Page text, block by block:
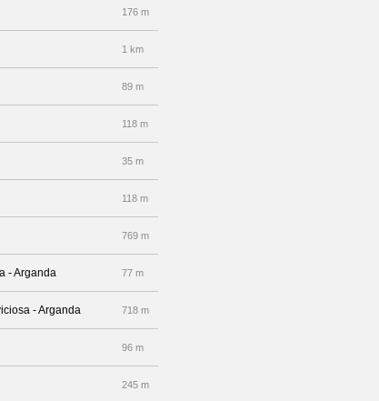
176 m
1 km
89 m
118 m
35 m
118 m
769 m
- Arganda 77 m
- Arganda 718 m
96 m
245 m